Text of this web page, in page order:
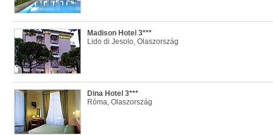
Madison Hotel 3***
Lido di Jesolo, Olaszország
Dina Hotel 3***
Róma, Olaszország